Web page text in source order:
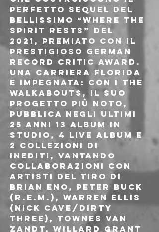
perfetto sequel del
bellissimo “Where the
Spirit Rests” del
2021, premiato con il
prestigioso German
Record Critic Award.
Una carriera florida
e impegnata: con i The
Walkabouts, il suo
progetto più noto,
pubblica negli ultimi
25 anni 13 album in
studio, 4 live album e
2 collezioni di
inediti, vantando
collaborazioni con
artisti del tiro di
Brian Eno, Peter Buck
(R.E.M.), Warren Ellis
(Nick Cave/Dirty
Three), Townes Van
Zandt, Willard Grant